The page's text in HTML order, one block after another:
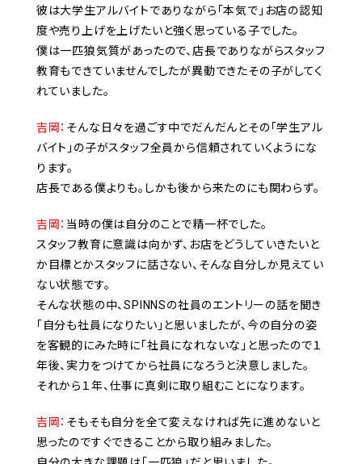
彼は大学生アルバイトでありながら「本気で」お店の認知
度や売り上げを上げたいと強く思っている子でした。
僕は一匹狼気質があったので、店長でありながらスタッフ
教育もできていませんでしたが異動できたその子がしてく
れていました。
吉岡： そんな日々を過ごす中でだんだんとその「学生アル
バイト」の子がスタッフ全員から信頼されていくようにな
ります。
店長である僕よりも。しかも後から来たのにも関わらず。
吉岡： 当時の僕は自分のことで精一杯でした。
スタッフ教育に意識は向かず、お店をどうしていきたいと
か目標とかスタッフに話さない、そんな自分しか見えてい
ない状態です。
そんな状態の中、SPINNSの社員のエントリーの話を聞き
「自分も社員になりたい」と思いましたが、今の自分の姿
を客観的にみた時に「社員になれないな」と思ったので１
年後、実力をつけてから社員になろうと決意しました。
それから１年、仕事に真剣に取り組むことになります。
吉岡： そもそも自分を全て変えなければ先に進めないと
思ったのですぐできることから取り組みました。